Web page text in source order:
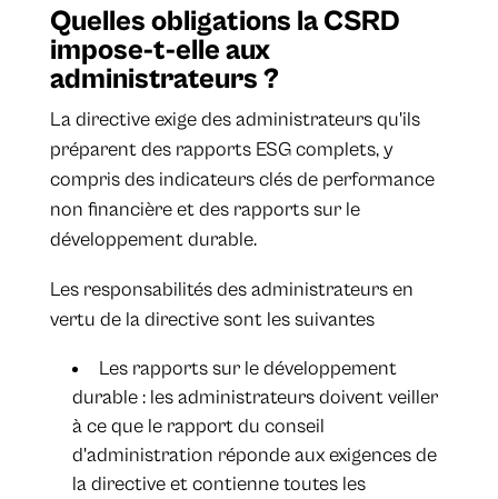
Quelles obligations la CSRD
impose-t-elle aux
administrateurs ?
La directive exige des administrateurs qu'ils
préparent des rapports ESG complets, y
compris des indicateurs clés de performance
non financière et des rapports sur le
développement durable.
Les responsabilités des administrateurs en
vertu de la directive sont les suivantes
Les rapports sur le développement
durable : les administrateurs doivent veiller
à ce que le rapport du conseil
d'administration réponde aux exigences de
la directive et contienne toutes les